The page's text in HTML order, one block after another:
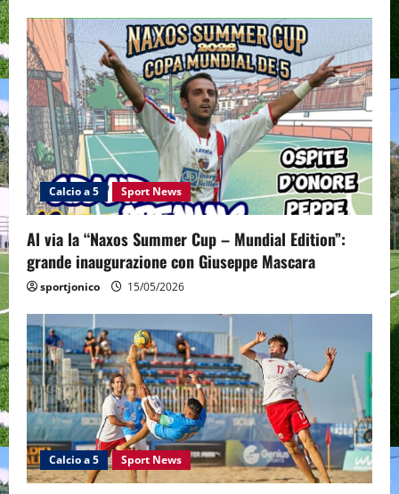
Calcio a 5 Sport News
Al via la “Naxos Summer Cup – Mundial Edition”:
grande inaugurazione con Giuseppe Mascara
sportjonico 15/05/2026
Calcio a 5 Sport News